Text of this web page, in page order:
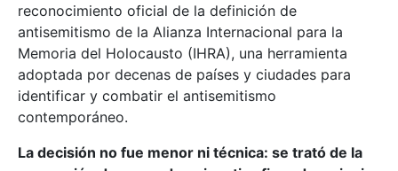
reconocimiento oficial de la definición de
antisemitismo de la Alianza Internacional para la
Memoria del Holocausto (IHRA), una herramienta
adoptada por decenas de países y ciudades para
identificar y combatir el antisemitismo
contemporáneo.
La decisión no fue menor ni técnica: se trató de la